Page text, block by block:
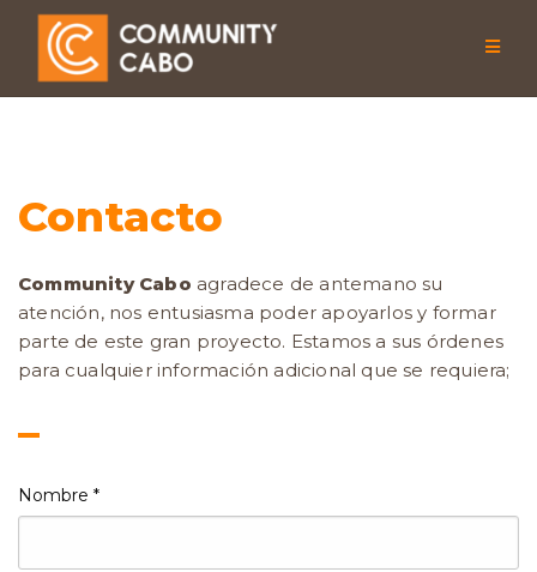
content
Contacto
Community Cabo agradece de antemano su
atención, nos entusiasma poder apoyarlos y formar
parte de este gran proyecto. Estamos a sus órdenes
para cualquier información adicional que se requiera;
–
Nombre *